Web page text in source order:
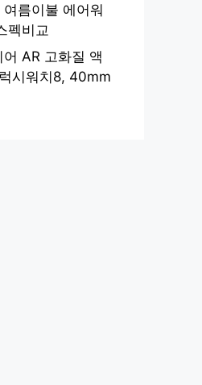
름이불 에어워
펙비교
AR 고화질 액
시워치8, 40mm